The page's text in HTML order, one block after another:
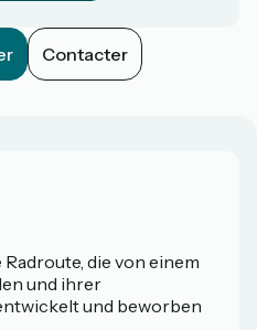
Contacter
die von einem
und ihrer
und beworben